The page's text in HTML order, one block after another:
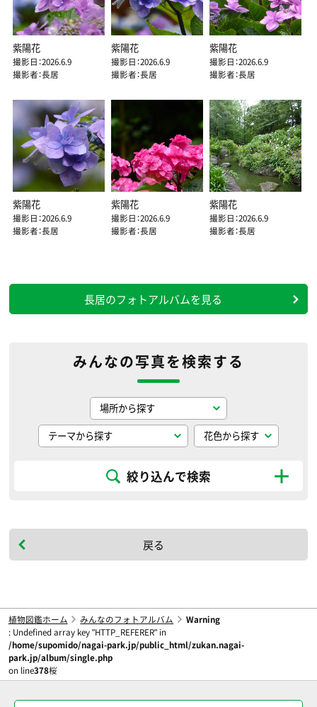
紫陽花
撮影日：2026.6.9
撮影者：長居
紫陽花
撮影日：2026.6.9
撮影者：長居
紫陽花
撮影日：2026.6.9
撮影者：長居
紫陽花
撮影日：2026.6.9
撮影者：長居
紫陽花
撮影日：2026.6.9
撮影者：長居
紫陽花
撮影日：2026.6.9
撮影者：長居
長居のフォトアルバムを見る
みんなの写真を検索する
絞り込んで検索
戻る
植物図鑑ホーム みんなのフォトアルバム
Warning
: Undefined array key "HTTP_REFERER" in
/home/supomido/nagai-park.jp/public_html/zukan.nagai-
park.jp/album/single.php
on line378桜